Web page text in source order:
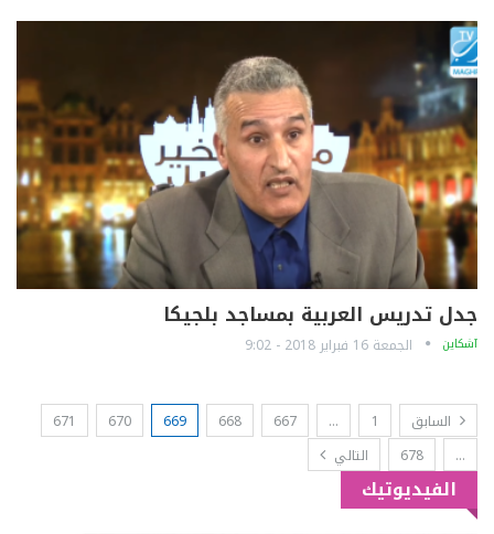
جدل تدريس العربية بمساجد بلجيكا
آشكاين الجمعة 16 فبراير 2018 - 9:02
السابق 1
…
667
668
669
670
671
…
678 التالي
الفيديوتيك